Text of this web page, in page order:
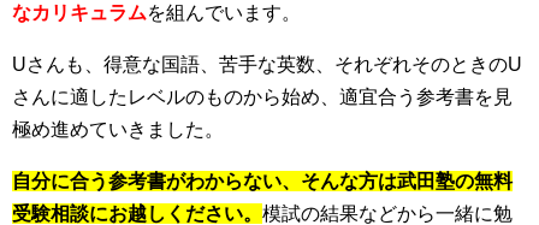
なカリキュラムを組んでいます。
Uさんも、得意な国語、苦手な英数、それぞれそのときのU
さんに適したレベルのものから始め、適宜合う参考書を見
極め進めていきました。
自分に合う参考書がわからない、そんな方は武田塾の無料
受験相談にお越しください。 模試の結果などから一緒に勉